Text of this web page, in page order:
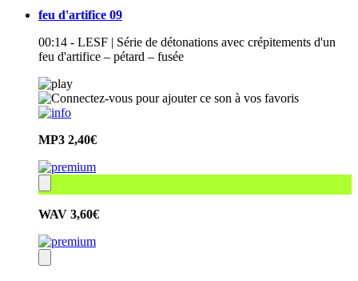
feu d'artifice 09
00:14 - LESF | Série de détonations avec crépitements d'un
feu d'artifice – pétard – fusée
MP3 2,40€
WAV 3,60€